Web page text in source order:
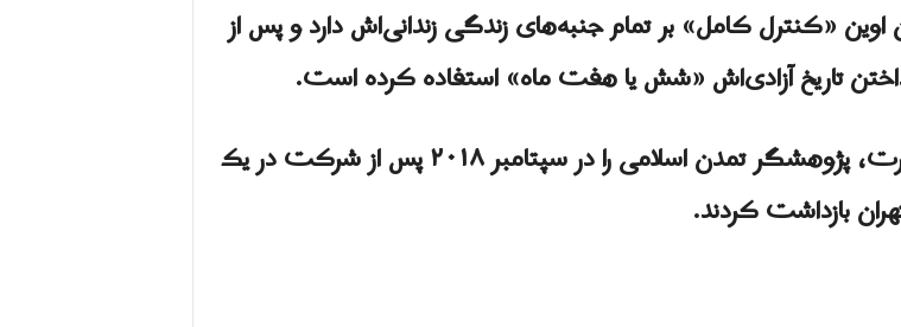
اوین «کنترل کامل» بر تمام جنبه‌های زندگی زندانی‌اش دارد و پس از
تاریخ آزادی‌اش «شش یا هفت ماه» استفاده کرده است.
نیروهای امنیتی جمهوری اسلامی، دکتر مور گیلبرت، پژوهشگر تمدن اسلامی را در سپتامبر ۲۰۱۸ پس از شرکت در یک
بازداشت کردند.